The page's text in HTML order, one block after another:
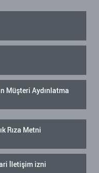
Müşteri Aydınlatma
Rıza Metni
İletişim izni